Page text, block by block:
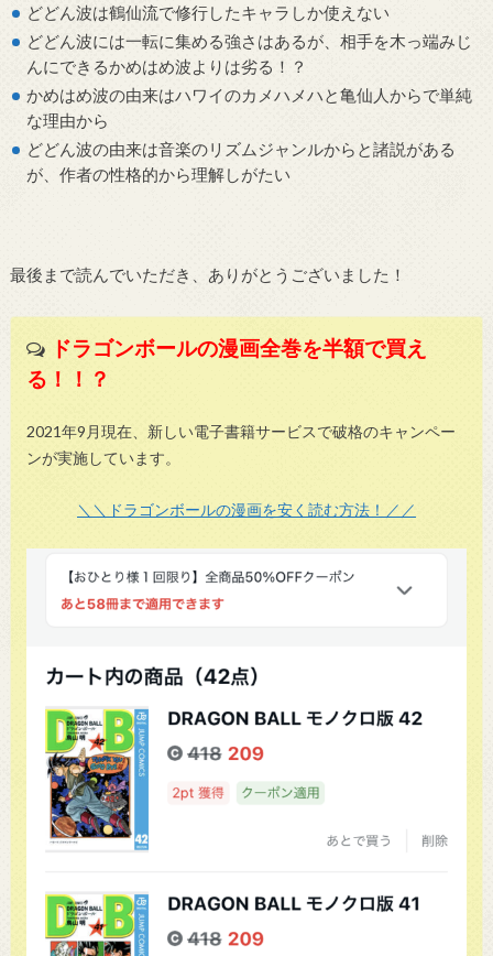
どどん波は鶴仙流で修行したキャラしか使えない
どどん波には一転に集める強さはあるが、相手を木っ端みじ
んにできるかめはめ波よりは劣る！？
かめはめ波の由来はハワイのカメハメハと亀仙人からで単純
な理由から
どどん波の由来は音楽のリズムジャンルからと諸説がある
が、作者の性格的から理解しがたい
最後まで読んでいただき、ありがとうございました！
ドラゴンボールの漫画全巻を半額で買え
る！！？
2021年9月現在、新しい電子書籍サービスで破格のキャンペー
ンが実施しています。
＼＼ドラゴンボールの漫画を安く読む方法！／／